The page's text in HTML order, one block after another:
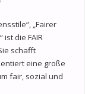
„Fairer
die FAIR
schafft
eine große
fair, sozial und